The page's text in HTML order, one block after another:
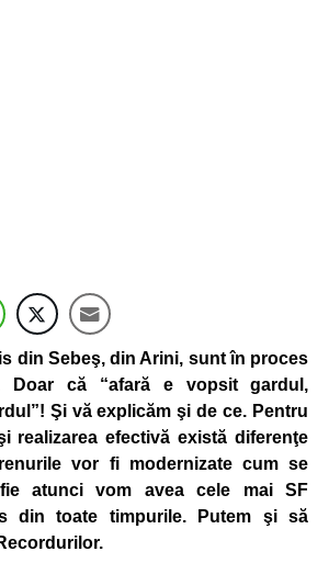
din Sebeş, din Arini, sunt în proces
Doar că “afară e vopsit gardul,
Şi vă explicăm şi de ce. Pentru
realizarea efectivă există diferenţe
vor fi modernizate cum se
atunci vom avea cele mai SF
din toate timpurile. Putem şi să